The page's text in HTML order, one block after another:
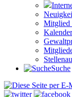
Mitglied
Kalender
Suche